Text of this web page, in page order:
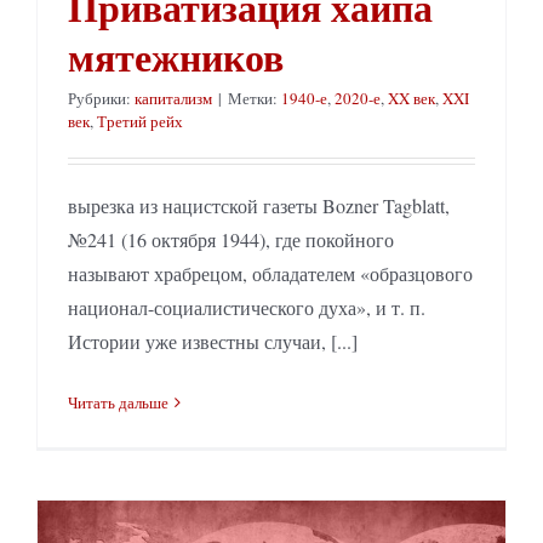
мятежников
Рубрики: капитализм | Метки: 1940-е,2020-е,XX век,XXI
век,Третий рейх
вырезка из нацистской газеты Bozner Tagblatt,
№241 (16 октября 1944), где покойного
называют храбрецом, обладателем «образцового
национал-социалистического духа», и т. п.
Истории уже известны случаи, [...]
Читать дальше